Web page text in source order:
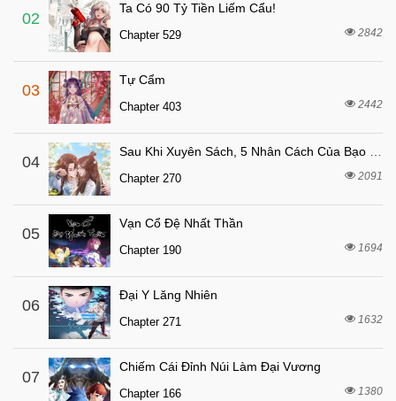
02
Ta Có 90 Tỷ Tiền Liếm Cẩu!
Chapter 529 2842
03
Tự Cẩm
Chapter 403 2442
04
Chapter 270 2091
05
Vạn Cổ Đệ Nhất Thần
Chapter 190 1694
06
Đại Y Lăng Nhiên
Chapter 271 1632
07
Chiếm Cái Đỉnh Núi Làm Đại Vương
Chapter 166 1380